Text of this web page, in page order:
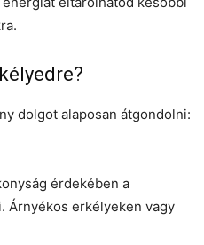
dolgot alaposan átgondolni:
érdekében a
Árnyékos erkélyeken vagy